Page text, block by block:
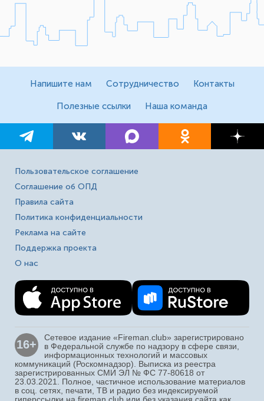
Напишите нам Сотрудничество Контакты
Полезные ссылки Наша команда
Пользовательское соглашение
Соглашение об ОПД
Правила сайта
Политика конфиденциальности
Реклама на сайте
Поддержка проекта
О нас
16+
Сетевое издание «Fireman.club» зарегистрировано
в Федеральной службе по надзору в сфере связи,
информационных технологий и массовых
коммуникаций (Роскомнадзор). Выписка из реестра
зарегистрированных СМИ ЭЛ № ФС 77-80618 от
23.03.2021. Полное, частичное использование материалов
в соц. сетях, печати, ТВ и радио без индексируемой
гиперссылки на fireman.club или без указания сайта как